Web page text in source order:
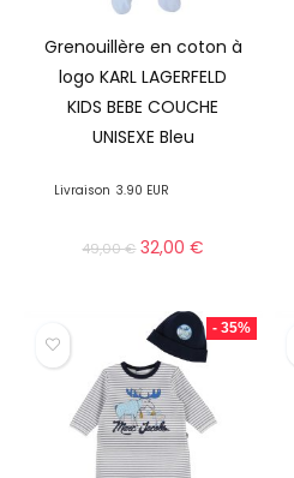
Grenouillère en coton à
logo KARL LAGERFELD
KIDS BEBE COUCHE
UNISEXE Bleu
Livraison 3.90 EUR
49,00€ 32,00€
- 35%